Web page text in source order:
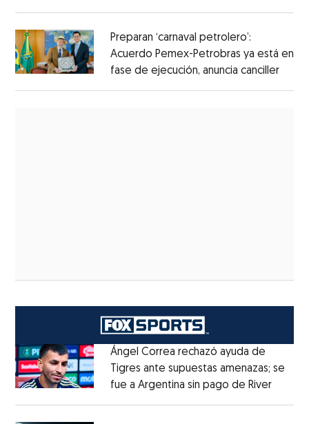
Preparan ‘carnaval petrolero’:
Acuerdo Pemex-Petrobras ya está en
fase de ejecución, anuncia canciller
Ángel Correa rechazó ayuda de
Tigres ante supuestas amenazas; se
fue a Argentina sin pago de RiverOpens